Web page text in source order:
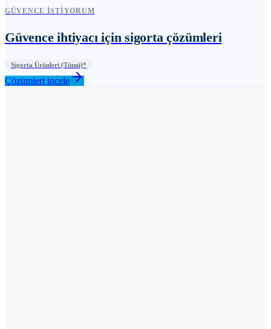
GÜVENCE İSTIYORUM
Güvence ihtiyacı için sigorta çözümleri
Sigorta Ürünleri (Tümü)*
Çözümleri incele